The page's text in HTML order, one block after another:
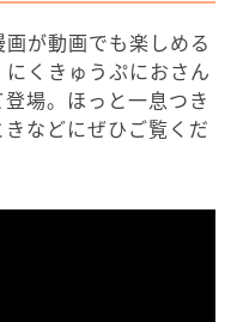
画が動画でも楽しめる
くきゅうぷにおさん
場。ほっと一息つき
などにぜひご覧くだ